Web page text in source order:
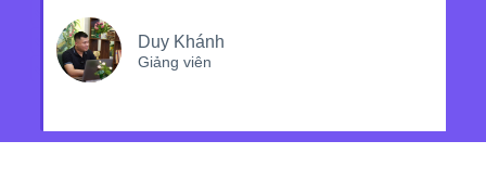
Tăng tần suất quay lại
Xây được vòng lặp tăng trưởng
Duy Khánh
Giảng viên